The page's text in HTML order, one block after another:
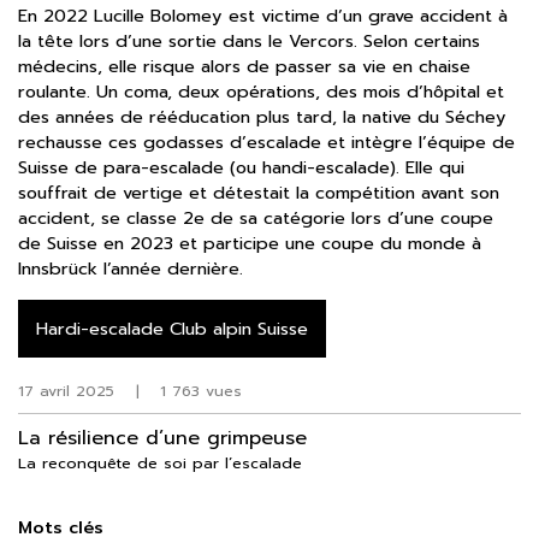
17 avril 2025 | 1 763 vues
La résilience d’une grimpeuse
La reconquête de soi par l’escalade
Mots clés
En 2022 Lucille Bolomey est victime d’un grave accident à
la tête lors d’une sortie dans le Vercors. Selon certains
médecins, elle risque alors de passer sa vie en chaise
roulante. Un coma, deux opérations, des mois d’hôpital et
des années de rééducation plus tard, la native du Séchey
rechausse ces godasses d’escalade et intègre l’équipe de
Suisse de para-escalade (ou handi-escalade). Elle qui
souffrait de vertige et détestait la compétition avant son
accident, se classe 2e de sa catégorie lors d’une coupe
de Suisse en 2023 et participe une coupe du monde à
Innsbrück l’année dernière.
Hardi-escalade Club alpin Suisse